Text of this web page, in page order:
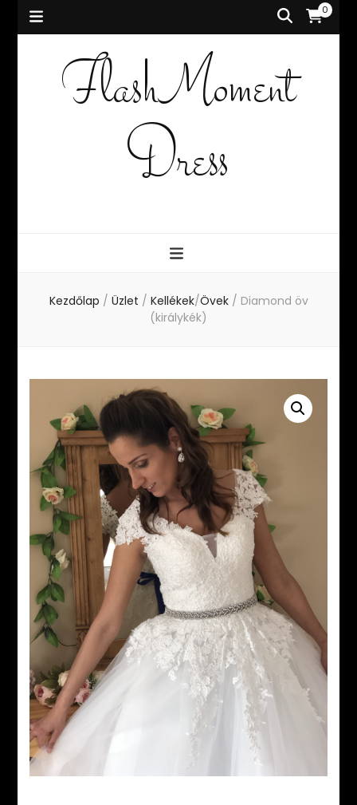
0
FlashMoment
Dress
Kezdőlap / Üzlet / Kellékek/Övek / Diamond öv
(királykék)